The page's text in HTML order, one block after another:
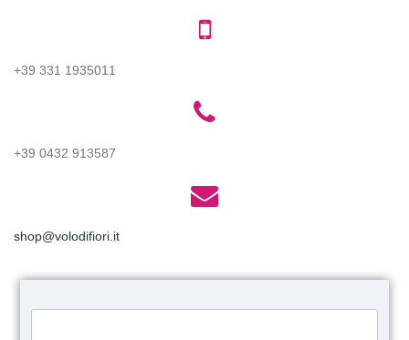
‎+39 331 1935011
+39 0432 913587
shop@volodifiori.it